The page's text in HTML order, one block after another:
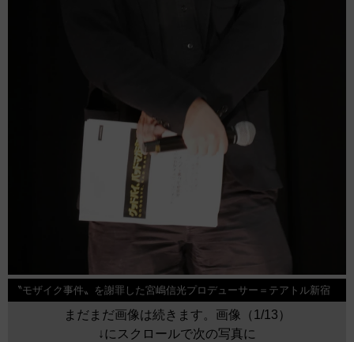
〝モザイク事件〟を謝罪した宮嶋信光プロデューサー＝テアトル新宿
まだまだ画像は続きます。画像（1/13）
↓にスクロールで次の写真に